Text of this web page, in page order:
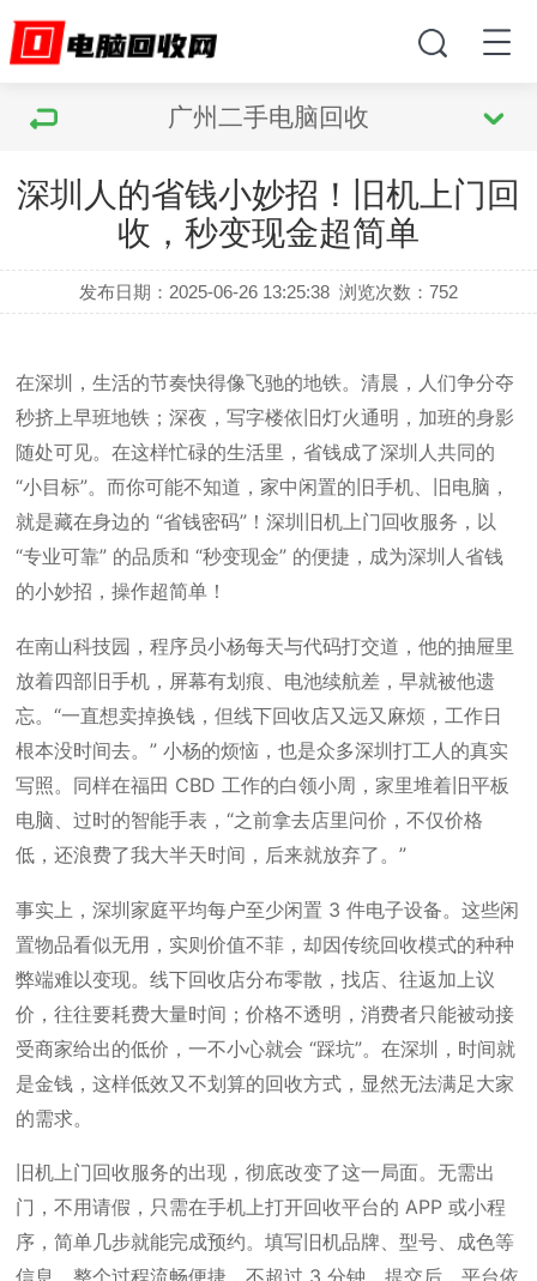
广州二手电脑回收
深圳人的省钱小妙招！旧机上门回
收，秒变现金超简单
发布日期：2025-06-26 13:25:38 浏览次数：752
在深圳，生活的节奏快得像飞驰的地铁。清晨，人们争分夺
秒挤上早班地铁；深夜，写字楼依旧灯火通明，加班的身影
随处可见。在这样忙碌的生活里，省钱成了深圳人共同的
“小目标”。而你可能不知道，家中闲置的旧手机、旧电脑，
就是藏在身边的 “省钱密码”！深圳旧机上门回收服务，以
“专业可靠” 的品质和 “秒变现金” 的便捷，成为深圳人省钱
的小妙招，操作超简单！
在南山科技园，程序员小杨每天与代码打交道，他的抽屉里
放着四部旧手机，屏幕有划痕、电池续航差，早就被他遗
忘。“一直想卖掉换钱，但线下回收店又远又麻烦，工作日
根本没时间去。” 小杨的烦恼，也是众多深圳打工人的真实
写照。同样在福田 CBD 工作的白领小周，家里堆着旧平板
电脑、过时的智能手表，“之前拿去店里问价，不仅价格
低，还浪费了我大半天时间，后来就放弃了。”
事实上，深圳家庭平均每户至少闲置 3 件电子设备。这些闲
置物品看似无用，实则价值不菲，却因传统回收模式的种种
弊端难以变现。线下回收店分布零散，找店、往返加上议
价，往往要耗费大量时间；价格不透明，消费者只能被动接
受商家给出的低价，一不小心就会 “踩坑”。在深圳，时间就
是金钱，这样低效又不划算的回收方式，显然无法满足大家
的需求。
旧机上门回收服务的出现，彻底改变了这一局面。无需出
门，不用请假，只需在手机上打开回收平台的 APP 或小程
序，简单几步就能完成预约。填写旧机品牌、型号、成色等